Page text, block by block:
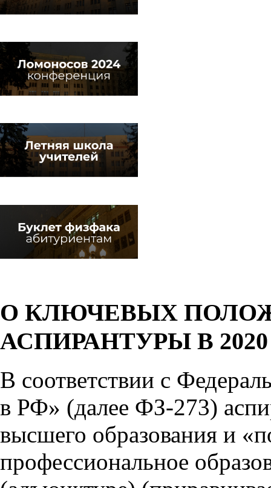
О КЛЮЧЕВЫХ
АСПИРАНТУРЫ В
В соответствии с
в РФ» (далее ФЗ-273)
высшего образования и
профессиональное